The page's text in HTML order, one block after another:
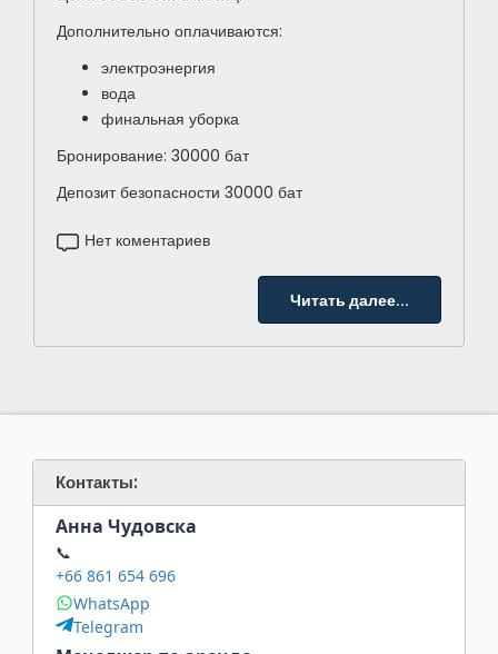
Дополнительно оплачиваются:
электроэнергия
вода
финальная уборка
Бронирование: 30000 бат
Депозит безопасности 30000 бат
Нет коментариев
Читать далее...
Контакты:
Анна Чудовска
📞
+66 861 654 696
WhatsApp
Telegram